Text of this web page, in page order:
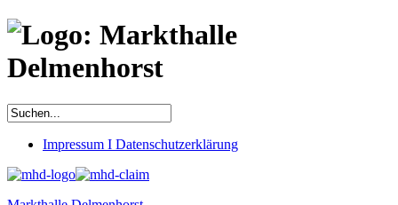
Impressum I Datenschutzerklärung